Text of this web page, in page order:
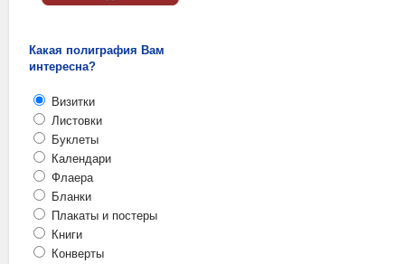
Какая полиграфия Вам
интересна?
Визитки
Листовки
Буклеты
Календари
Флаера
Бланки
Плакаты и постеры
Книги
Конверты